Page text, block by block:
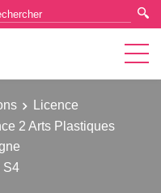
Licence
2 Arts Plastiques
S4